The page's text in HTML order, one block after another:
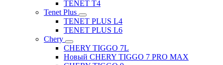
TENET T4
Tenet Plus
TENET PLUS L4
TENET PLUS L6
Chery
CHERY TIGGO 7L
Новый CHERY TIGGO 7 PRO MAX